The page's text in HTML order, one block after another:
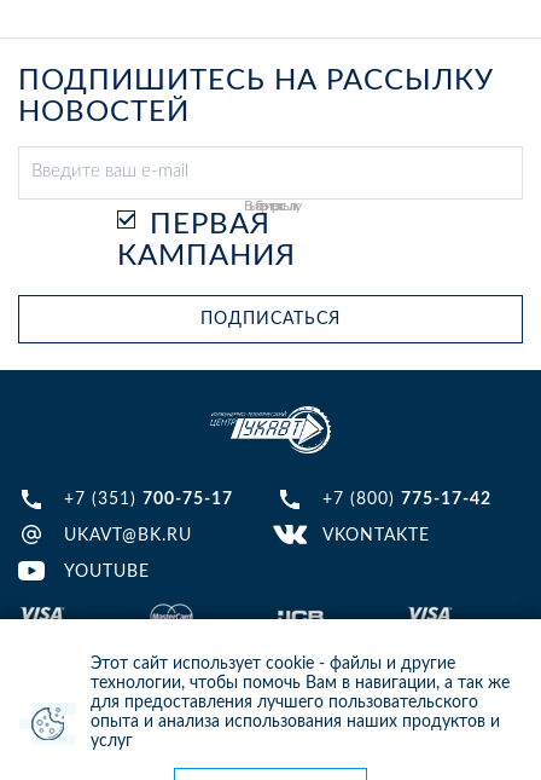
Этот сайт использует cookie - файлы и другие
технологии, чтобы помочь Вам в навигации, а так же
для предоставления лучшего пользовательского
опыта и анализа использования наших продуктов и
услуг
ПОДПИШИТЕСЬ НА РАССЫЛКУ
НОВОСТЕЙ
Выберите рассылку
ПЕРВАЯ
КАМПАНИЯ
ПОДПИСАТЬСЯ
+7 (351) 700-75-17 +7 (800) 775-17-42
UKAVT@BK.RU VKONTAKTE
YOUTUBE
© 2013-2024 ООО ИТЦ УКАВТ. ИНН: 7448122124, ОГРН: 1097448007216
ИНФОРМАЦИЯ НА САЙТЕ НЕ ЯВЛЯЕТСЯ ПУБЛИЧНОЙ ОФЕРТОЙ. ДЛЯ